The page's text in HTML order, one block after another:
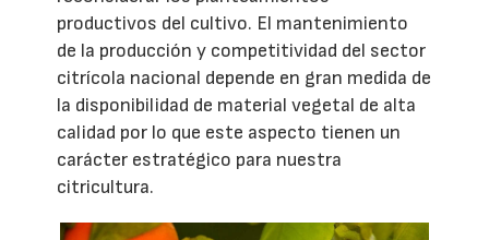
productivos del cultivo. El mantenimiento
de la producción y competitividad del sector
citrícola nacional depende en gran medida de
la disponibilidad de material vegetal de alta
calidad por lo que este aspecto tienen un
carácter estratégico para nuestra
citricultura.